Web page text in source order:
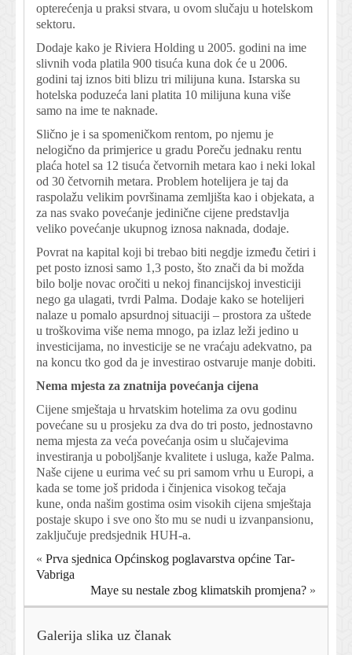
opterećenja u praksi stvara, u ovom slučaju u hotelskom
sektoru.
Dodaje kako je Riviera Holding u 2005. godini na ime
slivnih voda platila 900 tisuća kuna dok će u 2006.
godini taj iznos biti blizu tri milijuna kuna. Istarska su
hotelska poduzeća lani platita 10 milijuna kuna više
samo na ime te naknade.
Slično je i sa spomeničkom rentom, po njemu je
nelogično da primjerice u gradu Poreču jednaku rentu
plaća hotel sa 12 tisuća četvornih metara kao i neki lokal
od 30 četvornih metara. Problem hotelijera je taj da
raspolažu velikim površinama zemljišta kao i objekata, a
za nas svako povećanje jedinične cijene predstavlja
veliko povećanje ukupnog iznosa naknada, dodaje.
Povrat na kapital koji bi trebao biti negdje između četiri i
pet posto iznosi samo 1,3 posto, što znači da bi možda
bilo bolje novac oročiti u nekoj financijskoj investiciji
nego ga ulagati, tvrdi Palma. Dodaje kako se hotelijeri
nalaze u pomalo apsurdnoj situaciji – prostora za uštede
u troškovima više nema mnogo, pa izlaz leži jedino u
investicijama, no investicije se ne vraćaju adekvatno, pa
na koncu tko god da je investirao ostvaruje manje dobiti.
Nema mjesta za znatnija povećanja cijena
Cijene smještaja u hrvatskim hotelima za ovu godinu
povećane su u prosjeku za dva do tri posto, jednostavno
nema mjesta za veća povećanja osim u slučajevima
investiranja u poboljšanje kvalitete i usluga, kaže Palma.
Naše cijene u eurima već su pri samom vrhu u Europi, a
kada se tome još pridoda i činjenica visokog tečaja
kune, onda našim gostima osim visokih cijena smještaja
postaje skupo i sve ono što mu se nudi u izvanpansionu,
zaključuje predsjednik HUH-a.
« Prva sjednica Općinskog poglavarstva općine Tar-
Vabriga
Maye su nestale zbog klimatskih promjena? »
Galerija slika uz članak